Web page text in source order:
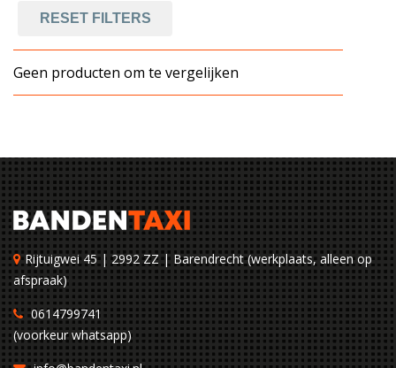
RESET FILTERS
Geen producten om te vergelijken
Rijtuigwei 45 | 2992 ZZ | Barendrecht (werkplaats, alleen op
afspraak)
0614799741
(voorkeur whatsapp)